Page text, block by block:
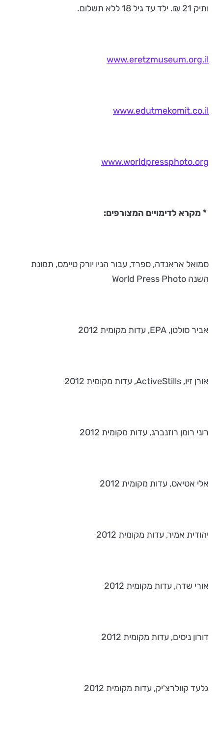
ותיק 21 ₪. ילד עד גיל 18 ללא תשלום.
www.eretzmuseum.org.il
www.edutmekomit.co.il
www.worldpressphoto.org
* מקרא לדימויים המצורפים:
סמואל אראנדה, ספרד, עבור הניו יורק טיימס, תמונת
השנה World Press Photo
אביר סולטן, EPA, עדות מקומית 2012
אורן זיו, ActiveStills, עדות מקומית 2012
רוני רומן רוזנברג, עדות מקומית 2012
אלי אטיאס, עדות מקומית 2012
יהודית אמיר, עדות מקומית 2012
אורי שדה, עדות מקומית 2012
דורון ניסים, עדות מקומית 2012
גלעד קוולרצ'יק, עדות מקומית 2012